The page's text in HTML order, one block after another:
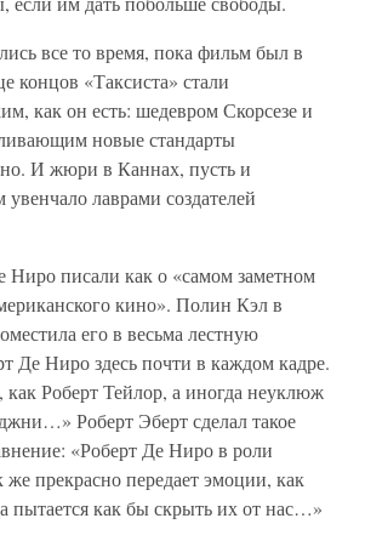
все то время, пока фильм был в
концов «Таксиста» стали
как он есть: шедевром Скорсезе и
новые стандарты
И жюри в Каннах, пусть и
лаврами создателей
писали как о «самом заметном
кино». Полин Кэл в
его в весьма лестную
Де Ниро здесь почти в каждом кадре.
как Роберт Тейлор, а иногда неуклюж
Роберт Эберт сделал такое
«Роберт Де Ниро в роли
же прекрасно передает эмоции, как
пытается как бы скрыть их от нас…»